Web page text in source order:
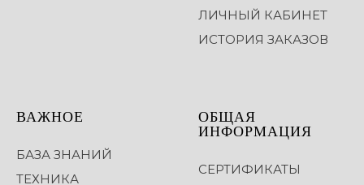
ЛИЧНЫЙ КАБИНЕТ
ИСТОРИЯ ЗАКАЗОВ
ВАЖНОЕ
БАЗА ЗНАНИЙ
ТЕХНИКА
ОБЩАЯ
ИНФОРМАЦИЯ
СЕРТИФИКАТЫ